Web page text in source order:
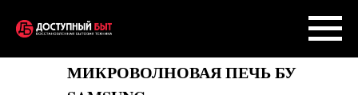
МИКРОВОЛНОВАЯ ПЕЧЬ БУ